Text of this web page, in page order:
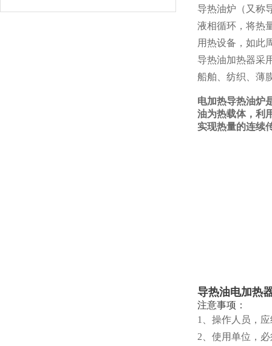
导热油炉（又称
液相循环，将热
用热设备，如此
导热油加热器采
船舶、纺织、薄
电加热导热油炉
油为热载体，利
实现热量的连续
导热油电加热
注意事项：
1、操作人员，
2、使用单位，